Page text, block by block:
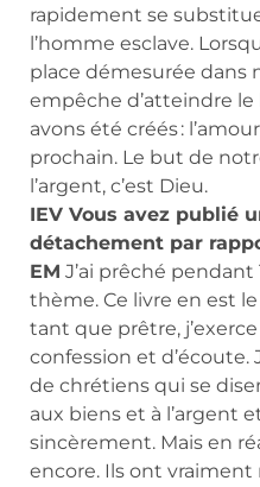
rapidement se
l’homme esclave.
place démesurée dans
empêche d’atteindre
avons été créés :
prochain. Le but de
l’argent, c’est Dieu.
IEV Vous avez publié
détachement par
EM J’ai prêché pendant
thème. Ce livre en est
tant que prêtre,
confession et d’écoute.
de chrétiens qui se
aux biens et à l’argent
sincèrement. Mais en
encore. Ils ont vraiment